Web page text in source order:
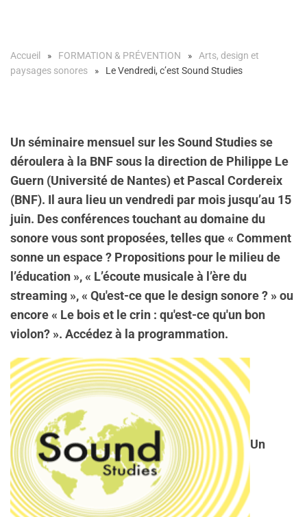
Accueil FORMATION & PRÉVENTION
Arts, design et
paysages sonores
Le Vendredi, c’est Sound Studies
Un séminaire mensuel sur les Sound Studies se
déroulera à la BNF sous la direction de Philippe Le
Guern (Université de Nantes) et Pascal Cordereix
(BNF). Il aura lieu un vendredi par mois jusqu’au 15
juin. Des conférences touchant au domaine du
sonore vous sont proposées, telles que « Comment
sonne un espace ? Propositions pour le milieu de
l’éducation », « L’écoute musicale à l’ère du
streaming », « Qu'est-ce que le design sonore ? » ou
encore « Le bois et le crin : qu'est-ce qu'un bon
violon? ». Accédez à la programmation.
Un